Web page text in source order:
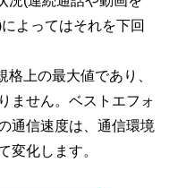
よってはそれを下回
上の最大値であり、
ません。ベストエフォ
通信速度は、通信環境
変化します。